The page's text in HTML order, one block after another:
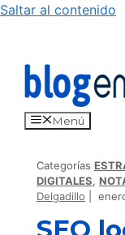
Saltar al contenido
Menú
Categorías
DIGITALES,
Delgadillo